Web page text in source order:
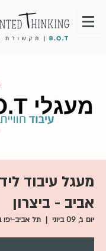
מעגל עיבוד
אביב - ביצרון
יום ג׳, 09 ביוני
  |
תל אביב-יפו